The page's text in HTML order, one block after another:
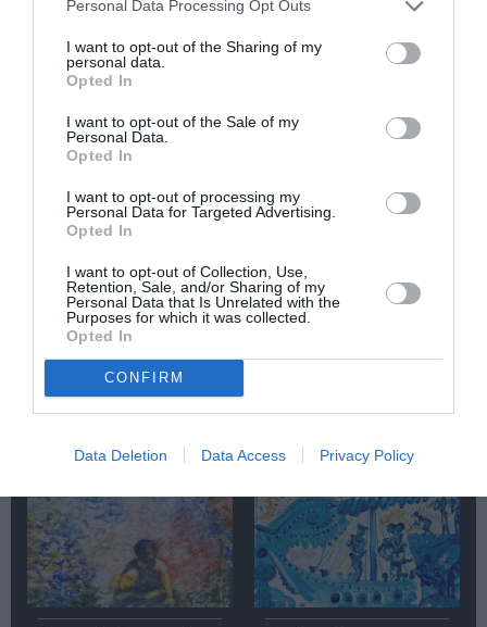
Personal Data Processing Opt Outs
I want to opt-out of the Sharing of my
personal data.
Opted In
I want to opt-out of the Sale of my
Personal Data.
Opted In
I want to opt-out of processing my
Personal Data for Targeted Advertising.
Opted In
I want to opt-out of Collection, Use,
Retention, Sale, and/or Sharing of my
Personal Data that Is Unrelated with the
Purposes for which it was collected.
Opted In
CONFIRM
Data Deletion Data Access Privacy Policy
ΟΜΑΔΙΚΕΣ ΕΚΘΕΣΕΙΣ
Newsletter
Κάθε βδομάδα στο e-mail σας τα τελευταία νέα για
την Τέχνη και τον Πολιτισμό!
Σχετικά Άρθρα